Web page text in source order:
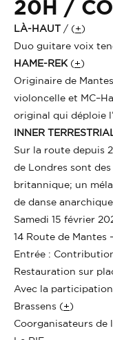
20H /
LÀ-HAUT / (+)
Duo guitare voix
HAME-REK(+)
Originaire de
violoncelle et
original qui déploie
INNER
Sur la route depuis
de Londres sont
britannique; un
de danse
Samedi 15 février
14 Route de Mantes
Entrée :
Restauration sur
Avec la participation
Brassens (+)
Coorganisateurs de